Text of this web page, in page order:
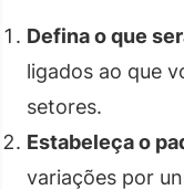
Defina o que
ligados ao que
setores.
Estabeleça o
variações por